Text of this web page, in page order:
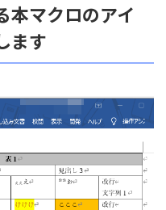
本マクロのアイ
ます